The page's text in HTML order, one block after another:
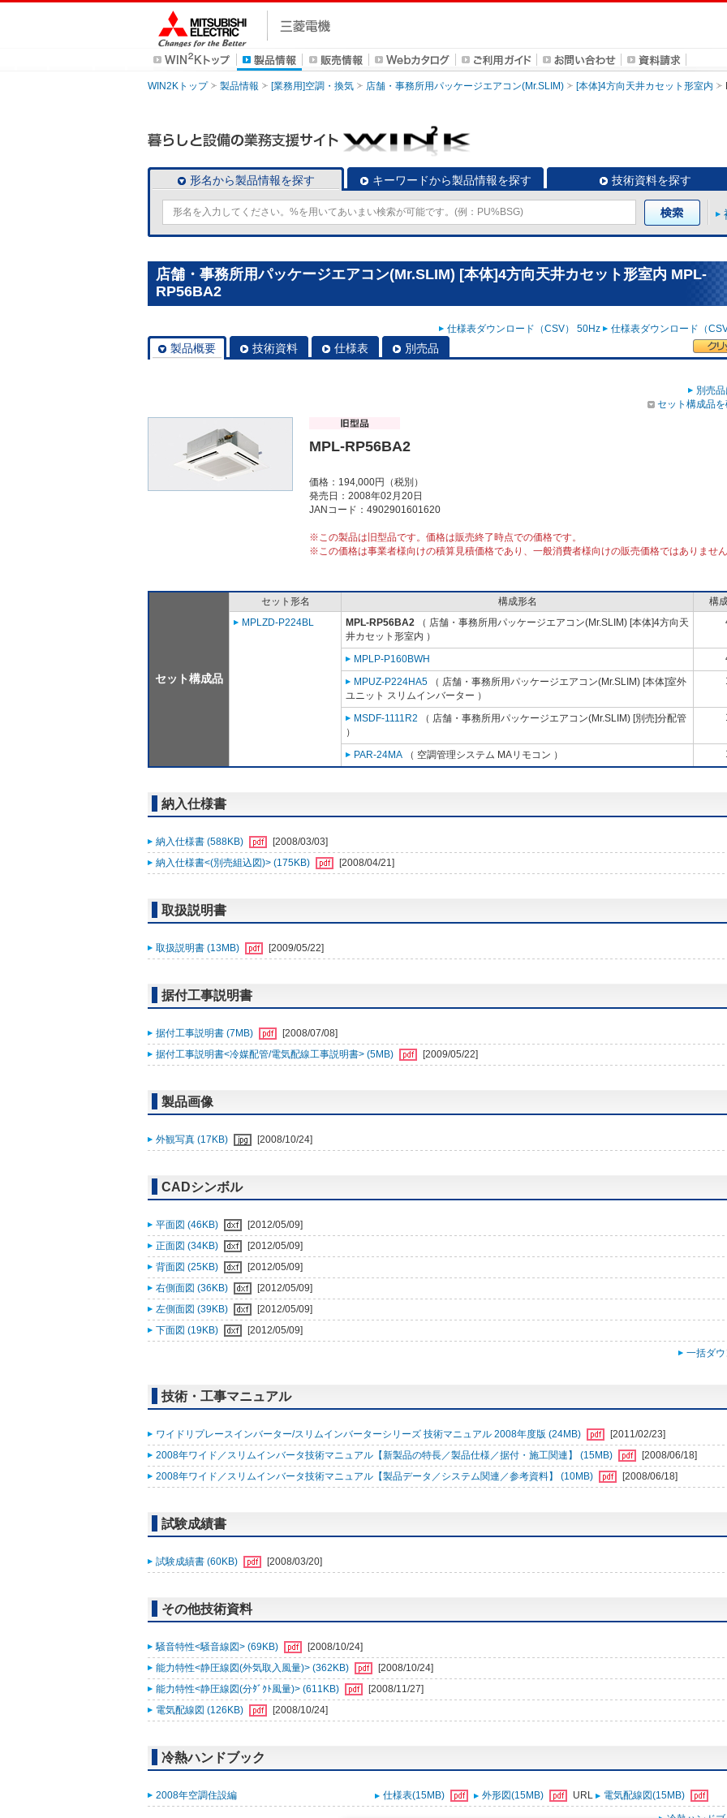
WIN2Kトップ 製品情報 [業務用]空調・換気 店舗・事務所用パッケージエアコン(Mr.SLIM) [本体]4方向天井カセット形室内
形名から製品情報を探す キーワードから製品情報を探す 技術資料を探す
店舗・事務所用パッケージエアコン(Mr.SLIM) [本体]4方向天井カセット形室内 MPL-
RP56BA2
仕様表ダウンロード（CSV） 50Hz 仕様表ダウンロード（
製品概要 技術資料 仕様表 別売品
別売
セット構成品
MPL-RP56BA2
価格：194,000円（税別）
発売日：2008年02月20日
JANコード：4902901601620
※この製品は旧型品です。価格は販売終了時点での価格です。
※この価格は事業者様向けの積算見積価格であり、一般消費者様向けの販売価格ではありませ
セット構成品
セット形名 構成形名
構
MPLZD-P224BL
MPL-RP56BA2 （ 店舗・事務所用パッケージエアコン(Mr.SLIM) [本体]4方向天
井カセット形室内 ）
MPLP-P160BWH
MPUZ-P224HA5 （ 店舗・事務所用パッケージエアコン(Mr.SLIM) [本体]室外
ユニット スリムインバーター ）
MSDF-1111R2 （ 店舗・事務所用パッケージエアコン(Mr.SLIM) [別売]分配管
）
PAR-24MA （ 空調管理システム MAリモコン ）
納入仕様書
納入仕様書 (588KB)
[2008/03/03]
納入仕様書<(別売組込図)> (175KB)
[2008/04/21]
取扱説明書
取扱説明書 (13MB) [2009/05/22]
据付工事説明書
据付工事説明書 (7MB)
[2008/07/08]
据付工事説明書<冷媒配管/電気配線工事説明書> (5MB)
[2009/05/22]
製品画像
外観写真 (17KB) [2008/10/24]
CADシンボル
平面図 (46KB)
[2012/05/09]
正面図 (34KB)
[2012/05/09]
背面図 (25KB)
[2012/05/09]
右側面図 (36KB)
[2012/05/09]
左側面図 (39KB)
[2012/05/09]
下面図 (19KB)
[2012/05/09]
一括ダ
技術・工事マニュアル
ワイドリプレースインバーター/スリムインバーターシリーズ 技術マニュアル 2008年度版 (24MB)
[2011/02/23]
2008年ワイド／スリムインバータ技術マニュアル【新製品の特長／製品仕様／据付・施工関連】 (15MB)
[2008/06/18]
2008年ワイド／スリムインバータ技術マニュアル【製品データ／システム関連／参考資料】 (10MB)
[2008/06/18]
試験成績書
試験成績書 (60KB) [2008/03/20]
その他技術資料
騒音特性<騒音線図> (69KB)
[2008/10/24]
能力特性<静圧線図(外気取入風量)> (362KB)
[2008/10/24]
能力特性<静圧線図(分ﾀﾞｸﾄ風量)> (611KB)
[2008/11/27]
電気配線図 (126KB)
[2008/10/24]
冷熱ハンドブック
2008年空調住設編 仕様表(15MB) 外形図(15MB) URL 電気配線図(15MB)